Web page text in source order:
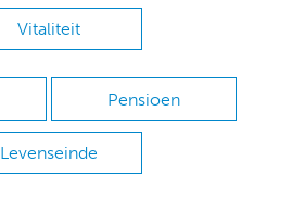
Vitaliteit
Pensioen
Levenseinde